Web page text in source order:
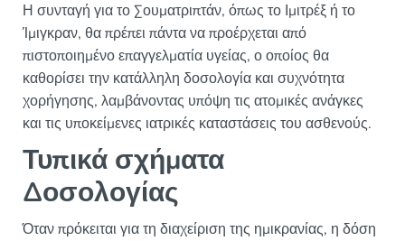
Η συνταγή για το Σουματριπτάν, όπως το Ιμιτρέξ ή το
Ίμιγκραν, θα πρέπει πάντα να προέρχεται από
πιστοποιημένο επαγγελματία υγείας, ο οποίος θα
καθορίσει την κατάλληλη δοσολογία και συχνότητα
χορήγησης, λαμβάνοντας υπόψη τις ατομικές ανάγκες
και τις υποκείμενες ιατρικές καταστάσεις του ασθενούς.
Τυπικά σχήματα
Δοσολογίας
Όταν πρόκειται για τη διαχείριση της ημικρανίας, η δόση